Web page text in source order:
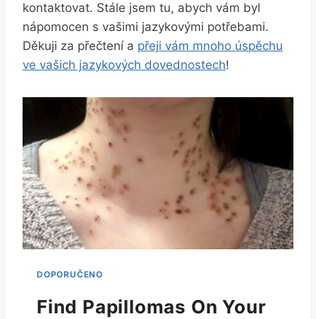
kontaktovat. Stále jsem tu, abych vám byl
nápomocen s vašimi jazykovými potřebami.
Děkuji​ za přečtení a‌ přeji vám mnoho úspěchu
ve vašich‌ jazykových dovednostech!
Find Papillomas On Your